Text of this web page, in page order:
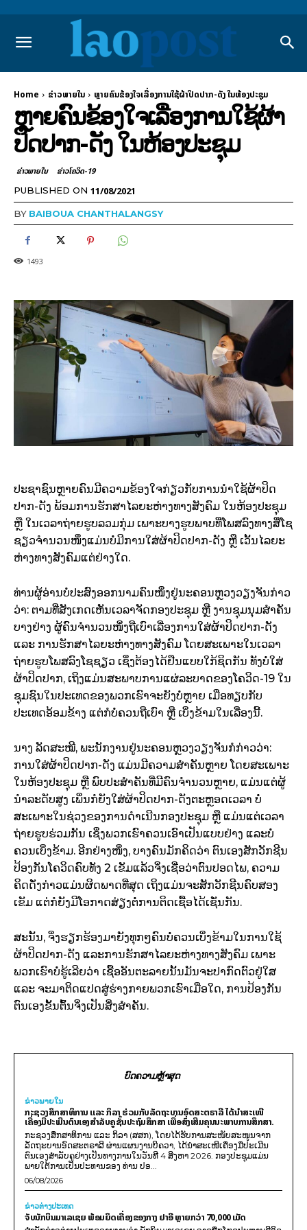
Home ຂ່າວພາຍ​ໃນ ຫຼາຍຄົນຂ້ອງໃຈເລື່ອງການໃຊ້ຜ້າປິດປາກ-ດັງ ໃນຫ້ອງປະຊຸມ
ຫຼາຍຄົນຂ້ອງໃຈເລື່ອງການໃຊ້ຜ້າ
ປິດປາກ-ດັງ ໃນຫ້ອງປະຊຸມ
ຂ່າວພາຍ​ໃນ ຂ່າວໂຄວິດ-19
PUBLISHED ON 11/08/2021
BY BAIBOUA CHANTHALANGSY
1493
ປະຊາຊົນຫຼາຍຄົນມີຄວາມຂ້ອງໃຈກ່ຽວກັບການນຳໃຊ້ຜ້າປິດ
ປາກ-ດັງ ພ້ອມການຮັກສາໄລຍະຫ່າງທາງສັງຄົມ ໃນຫ້ອງປະຊຸມ
ຫຼື ໃນເວລາຖ່າຍຮູບລວມກຸ່ມ ເພາະບາງຮູບພາບທີ່ໂພສລົງທາງສື່ໂຊ
ຊຽວຈຳນວນໜຶ່ງແມ່ນບໍ່ມີການໃສ່ຜ້າປິດປາກ-ດັງ ຫຼື ເວັ້ນໄລຍະ
ຫ່າງທາງສັງຄົມແຕ່ຢ່າງໃດ.
ທ່ານຜູ້ອ່ານບໍ່ປະສົງອອກນາມຄົນໜຶ່ງຢູ່ນະຄອນຫຼວງວຽງຈັນກ່າວ
ວ່າ: ຕາມທີ່ສັງເກດເຫັນເວລາຈັດກອງປະຊຸມ ຫຼື ງານຊຸມນຸມສຳຄັນ
ບາງຢ່າງ ຜູ້ຄົນຈຳນວນໜຶ່ງຖືເບົາເລື່ອງການໃສ່ຜ້າປິດປາກ-ດັງ
ແລະ ການຮັກສາໄລຍະຫ່າງທາງສັງຄົມ ໂດຍສະເພາະໃນເວລາ
ຖ່າຍຮູບໂພສລົງໂຊຊຽວ ເຊິ່ງຕ້ອງໄດ້ຢືນແບບໃກ້ຊິດກັນ ທັງບໍ່ໃສ່
ຜ້າປິດປາກ, ເຖິງແມ່ນສະພາບການແຜ່ລະບາດຂອງໂຄວິດ-19 ໃນ
ຊຸມຊົນໃນປະເທດຂອງພວກເຮົາຈະຍັງບໍ່ຫຼາຍ ເມື່ອທຽບກັບ
ປະເທດອ້ອມຂ້າງ ແຕ່ກໍບໍ່ຄວນຖືເບົາ ຫຼື ເບິ່ງຂ້າມໃນເລື່ອງນີ້.
ນາງ ລັດສະໝີ, ພະນັກງານຢູ່ນະຄອນຫຼວງວຽງຈັນກໍກ່າວວ່າ:
ການໃສ່ຜ້າປິດປາກ-ດັງ ແມ່ນມີຄວາມສຳຄັນຫຼາຍ ໂດຍສະເພາະ
ໃນຫ້ອງປະຊຸມ ຫຼື ພົບປະສຳຄັນທີ່ມີຄົນຈຳນວນຫຼາຍ, ແມ່ນແຕ່ຜູ້
ນຳລະດັບສູງ ເພິ່ນກໍຍັງໃສ່ຜ້າປິດປາກ-ດັງຕະຫຼອດເວລາ ບໍ່
ສະເພາະໃນຊ່ວງຂອງການດຳເນີນກອງປະຊຸມ ຫຼື ແມ່ນແຕ່ເວລາ
ຖ່າຍຮູບຮ່ວມກັນ ເຊິ່ງພວກເຮົາຄວນເອົາເປັນແບບຢ່າງ ແລະບໍ່
ຄວນເບິ່ງຂ້າມ. ອີກຢ່າງໜຶ່ງ, ບາງຄົນມັກຄິດວ່າ ຕົນເອງສັກວັກຊີນ
ປ້ອງກັນໂຄວິດຄົບທັງ 2 ເຂັມແລ້ວຈິ່ງເຊື່ອວ່າຕົນປອດໄພ, ຄວາມ
ຄິດດັ່ງກ່າວແມ່ນຜິດພາດທີ່ສຸດ ເຖິງແມ່ນຈະສັກວັກຊີນຄົບສອງ
ເຂັມ ແຕ່ກໍຍັງມີໂອກາດສ່ຽງຕໍ່ການຕິດເຊື້ອໄດ້ເຊັ່ນກັນ.
ສະນັ້ນ, ຈິ່ງຮຽກຮ້ອງມາຍັງທຸກໆຄົນບໍ່ຄວນເບິ່ງຂ້າມໃນການໃຊ້
ຜ້າປິດປາກ-ດັງ ແລະການຮັກສາໄລຍະຫ່າງທາງສັງຄົມ ເພາະ
ພວກເຮົາບໍ່ຮູ້ເລີຍວ່າ ເຊື້ອອັນຕະລາຍນັ້ນມັນຈະປາກົດຕົວຢູ່ໃສ
ແລະ ຈະມາຕິດແປດສູ່ຮ່າງກາຍພວກເຮົາເມື່ອໃດ, ການປ້ອງກັນ
ຕົນເອງຂັ້ນຕົ້ນຈິ່ງເປັນສິ່ງສຳຄັນ.
ບົດຄວາມຫຼ້າສຸດ
ຂ່າວພາຍ​ໃນ
ກະຊວງສຶກສາທິການ ແລະ ກິລາ ຮ່ວມກັບລັດຖະບານອົດສະຕຣາລີ ໄດ້ນຳສະເໜີ
ເຄື່ອງມືປະເມີນຕົນເອງສຳລັບຄູຊັ້ນປະຖົມສຶກສາ ເພື່ອສົ່ງເສີມຄຸນນະພາບການສຶກສາ.
ກະຊວງສຶກສາທິການ ແລະ ກິລາ (ສສກ), ໂດຍໄດ້ຮັບການສະໜັບສະໜູນຈາກ
ລັດຖະບານອົດສະຕຣາລີ ຜ່ານແຜນງານບີຄວາ, ໄດ້ນຳສະເໜີເຄື່ອງມືປະເມີນ
ຕົນເອງສຳລັບຄູຢ່າງເປັນທາງການໃນວັນທີ 4 ສິງຫາ 2026. ກອງປະຊຸມແມ່ນ
ພາຍໃຕ້ການເປັນປະທານຂອງ ທ່ານ ປອ...
06/08/2026
ຂ່າວຕ່າງປະເທດ
ຈັບນັກບິນມາເລເຊຍ ພ້ອມຍຶດເຄື່ອງຂອງກາງ ຢາອີ ຫຼາຍກວ່າ 70,000 ເມັດ